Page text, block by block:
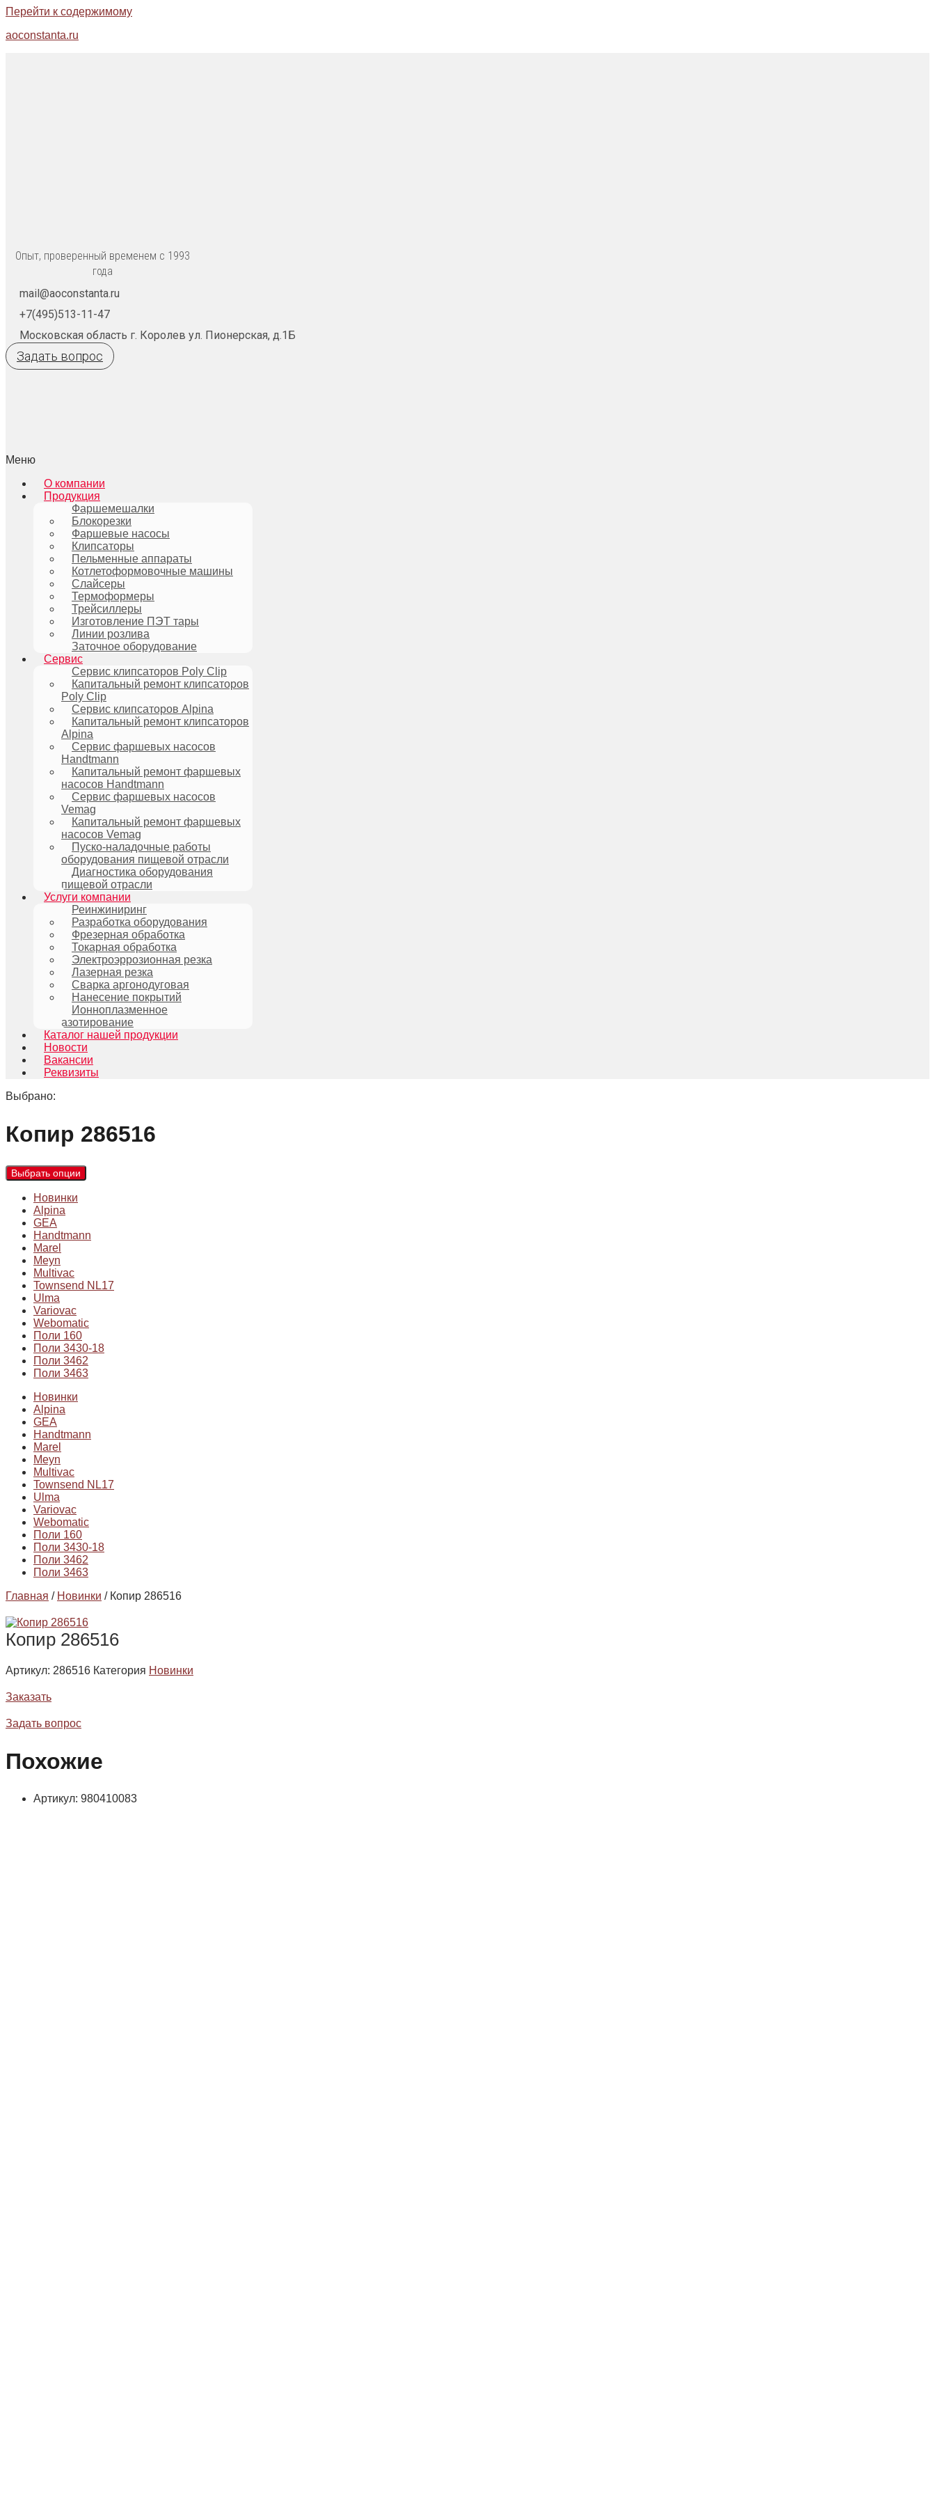
Перейти к содержимому
aoconstanta.ru
Опыт, проверенный временем с 1993
года
mail@aoconstanta.ru
+7(495)513-11-47
Московская область г. Королев ул. Пионерская, д.1Б
Задать вопрос
Меню
О компании
Продукция
Фаршемешалки
Блокорезки
Фаршевые насосы
Клипсаторы
Пельменные аппараты
Котлетоформовочные машины
Слайсеры
Термоформеры
Трейсиллеры
Изготовление ПЭТ тары
Линии розлива
Заточное оборудование
Сервис
Сервис клипсаторов Poly Clip
Капитальный ремонт клипсаторов
Poly Clip
Сервис клипсаторов Alpina
Капитальный ремонт клипсаторов
Alpina
Сервис фаршевых насосов
Handtmann
Капитальный ремонт фаршевых
насосов Handtmann
Сервис фаршевых насосов
Vemag
Капитальный ремонт фаршевых
насосов Vemag
Пуско-наладочные работы
оборудования пищевой отрасли
Диагностика оборудования
пищевой отрасли
Услуги компании
Реинжиниринг
Разработка оборудования
Фрезерная обработка
Токарная обработка
Электроэррозионная резка
Лазерная резка
Сварка аргонодуговая
Нанесение покрытий
Ионноплазменное
азотирование
Каталог нашей продукции
Новости
Вакансии
Реквизиты
Выбрано:
Копир 286516
Выбрать опции
Новинки
Alpina
GEA
Handtmann
Marel
Meyn
Multivac
Townsend NL17
Ulma
Variovac
Webomatic
Поли 160
Поли 3430-18
Поли 3462
Поли 3463
Новинки
Alpina
GEA
Handtmann
Marel
Meyn
Multivac
Townsend NL17
Ulma
Variovac
Webomatic
Поли 160
Поли 3430-18
Поли 3462
Поли 3463
Главная / Новинки / Копир 286516
Копир 286516
Артикул: 286516 Категория Новинки
Заказать
Задать вопрос
Похожие
Артикул: 980410083